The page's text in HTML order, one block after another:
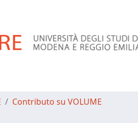
Contributo su VOLUME